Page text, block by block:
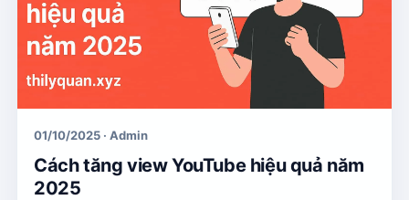
01/10/2025 · Admin
Cách tăng view YouTube hiệu quả năm
2025